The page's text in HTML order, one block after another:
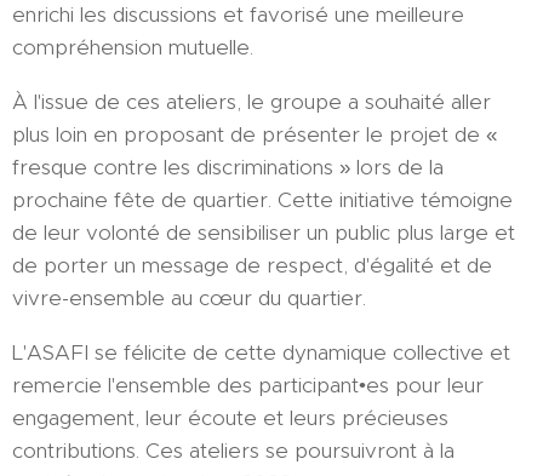
enrichi les discussions et favorisé une meilleure
compréhension mutuelle.
À l'issue de ces ateliers, le groupe a souhaité aller
plus loin en proposant de présenter le projet de «
fresque contre les discriminations » lors de la
prochaine fête de quartier. Cette initiative témoigne
de leur volonté de sensibiliser un public plus large et
de porter un message de respect, d'égalité et de
vivre-ensemble au cœur du quartier.
L'ASAFI se félicite de cette dynamique collective et
remercie l'ensemble des participant•es pour leur
engagement, leur écoute et leurs précieuses
contributions. Ces ateliers se poursuivront à la